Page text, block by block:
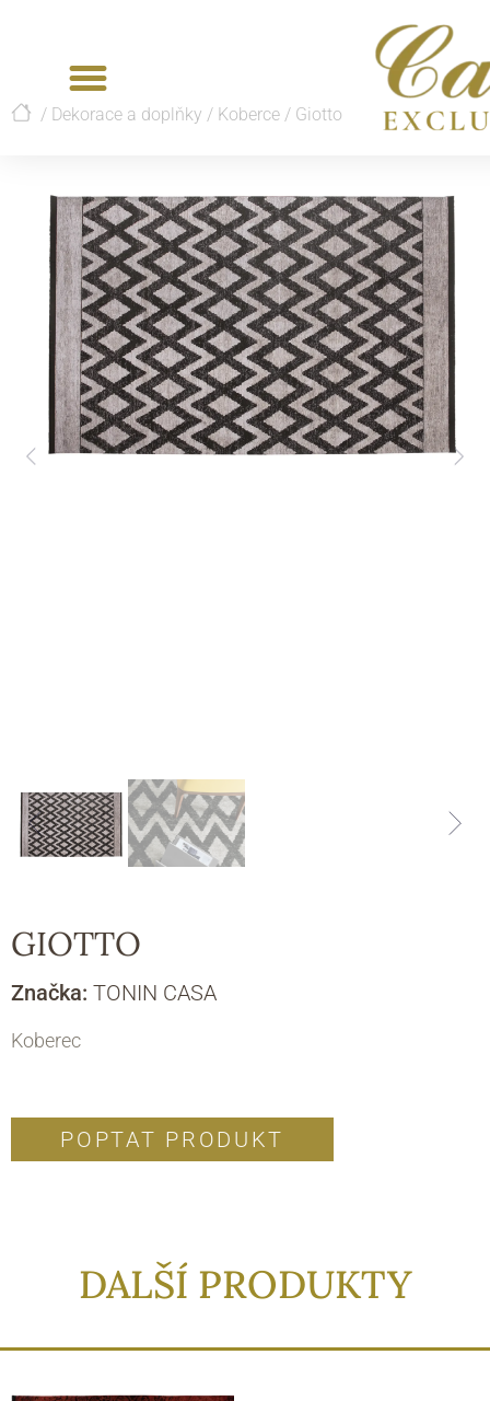
/ Dekorace a doplňky / Koberce / Giotto
GIOTTO
Značka: TONIN CASA
Koberec
POPTAT PRODUKT
DALŠÍ PRODUKTY